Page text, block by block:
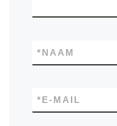
NAAM
*
E-MAIL
*